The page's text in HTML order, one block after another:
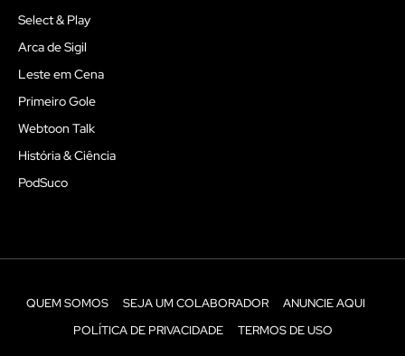
Select & Play
Arca de Sigil
Leste em Cena
Primeiro Gole
Webtoon Talk
História & Ciência
PodSuco
QUEM SOMOS SEJA UM COLABORADOR
ANUNCIE AQUI
POLÍTICA DE PRIVACIDADE
TERMOS DE USO